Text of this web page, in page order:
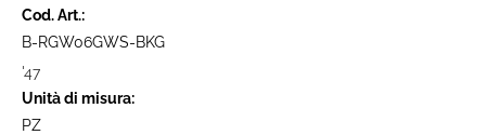
Cod. Art.:
B-RGW06GWS-BKG
'47
Unità di misura:
PZ